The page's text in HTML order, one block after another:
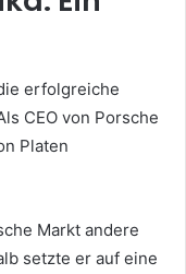
erfolgreiche
CEO von Porsche
Platen
Markt andere
setzte er auf eine